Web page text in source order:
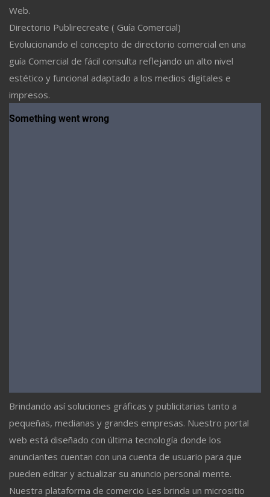
Web.
Directorio Publirecreate ( Guía Comercial)
Evolucionando el concepto de directorio comercial en una
guía Comercial de fácil consulta reflejando un alto nivel
estético y funcional adaptado a los medios digitales e
impresos.
Brindando así soluciones gráficas y publicitarias tanto a
pequeñas, medianas y grandes empresas. Nuestro portal
web está diseñado con última tecnología donde los
anunciantes cuentan con una cuenta de usuario para que
pueden editar y actualizar su anuncio personal mente.
Nuestra plataforma de comercio Les brinda un micrositio